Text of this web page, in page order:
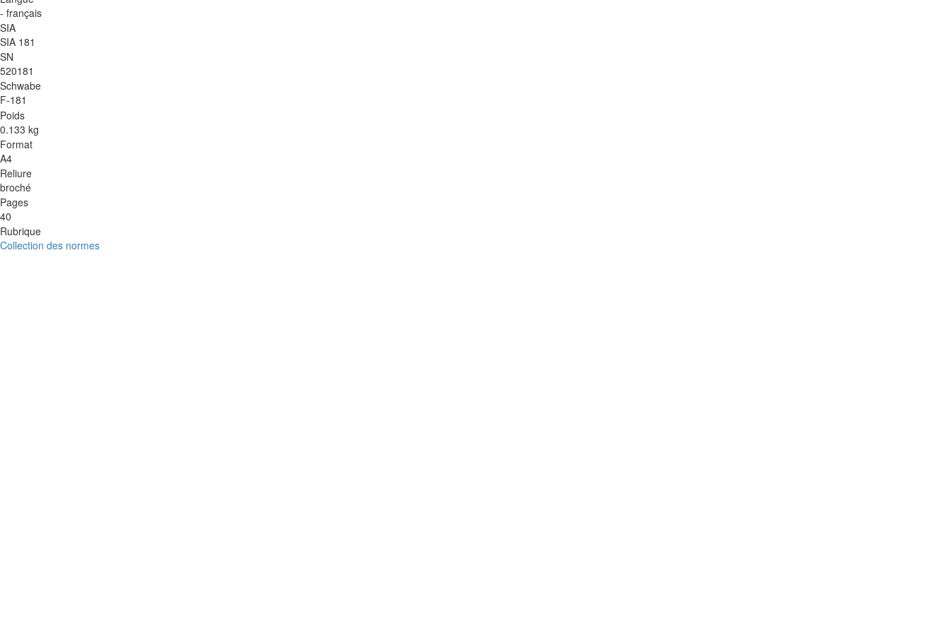
- français
SIA
SIA 181
SN
520181
Schwabe
F-181
Poids
0.133 kg
Format
A4
Reliure
broché
Pages
40
Rubrique
Collection des normes